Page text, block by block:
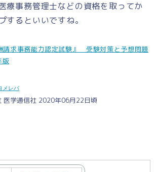
療事務管理士などの資格を取ってか
するといいですね。
請求事務能力認定試験』 受験対策と予想問題
版
メレバ
医学通信社 2020年06月22日頃